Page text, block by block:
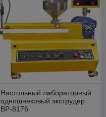
Настольный лабораторный
одношнековый экструдер
BP-8176